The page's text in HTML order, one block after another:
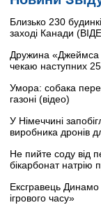
Близько 230
заході Канади
Дружина «Джеймса
чекаю наступних 25
Умора: собака
газоні (відео)
У Німеччині
виробника дронів
Не пийте соду від
бікарбонат натрію
Ексгравець
ігрового часу»